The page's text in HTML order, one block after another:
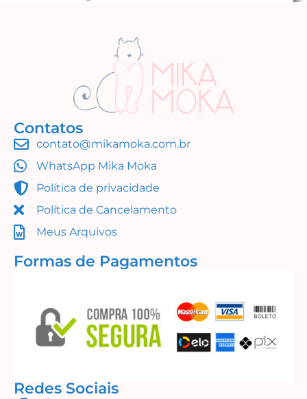
Abraço de Urso (Simples Assim)
R$14,99
Adicionar ao carrinho
Contatos
contato@mikamoka.com.br
WhatsApp Mika Moka
Política de privacidade
Política de Cancelamento
Meus Arquivos
Formas de Pagamentos
Redes Sociais